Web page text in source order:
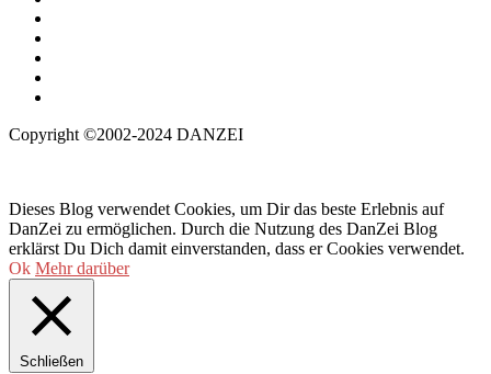
Copyright ©2002-2024 DANZEI
Dieses Blog verwendet Cookies, um Dir das beste Erlebnis auf
DanZei zu ermöglichen. Durch die Nutzung des DanZei Blog
erklärst Du Dich damit einverstanden, dass er Cookies verwendet.
Ok Mehr darüber
Schließen